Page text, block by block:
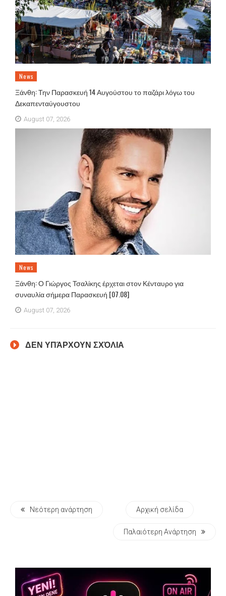
News
Ξάνθη: Την Παρασκευή 14 Αυγούστου το παζάρι λόγω του
Δεκαπενταύγουστου
August 07, 2026
News
Ξάνθη: Ο Γιώργος Τσαλίκης έρχεται στον Κένταυρο για
συναυλία σήμερα Παρασκευή [07.08]
August 07, 2026
ΔΕΝ ΥΠΆΡΧΟΥΝ ΣΧΌΛΙΑ
Νεότερη ανάρτηση Αρχική σελίδα
Παλαιότερη Ανάρτηση